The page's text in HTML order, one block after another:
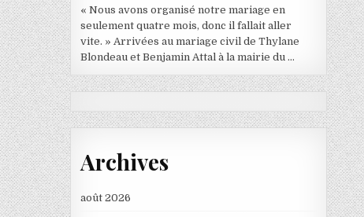
« Nous avons organisé notre mariage en
seulement quatre mois, donc il fallait aller
vite. » Arrivées au mariage civil de Thylane
Blondeau et Benjamin Attal à la mairie du …
Archives
août 2026